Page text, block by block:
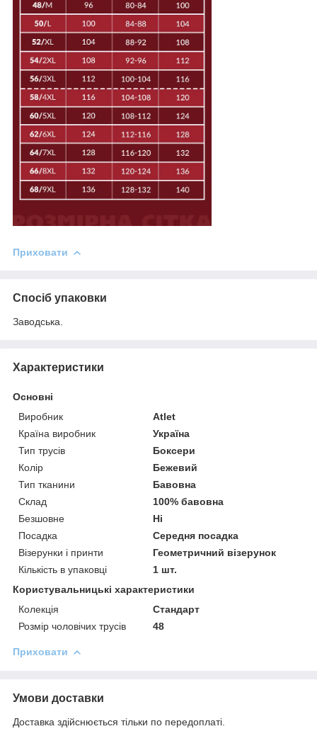
Приховати
Спосіб упаковки
Заводська.
Характеристики
Основні
Виробник
Atlet
Країна виробник
Україна
Тип трусів
Боксери
Колір
Бежевий
Тип тканини
Бавовна
Склад
100% бавовна
Безшовне
Ні
Посадка
Середня посадка
Візерунки і принти
Геометричний візерунок
Кількість в упаковці
1 шт.
Користувальницькі характеристики
Колекція
Стандарт
Розмір чоловічих трусів
48
Приховати
Умови доставки
Доставка здійснюється тільки по передоплаті.